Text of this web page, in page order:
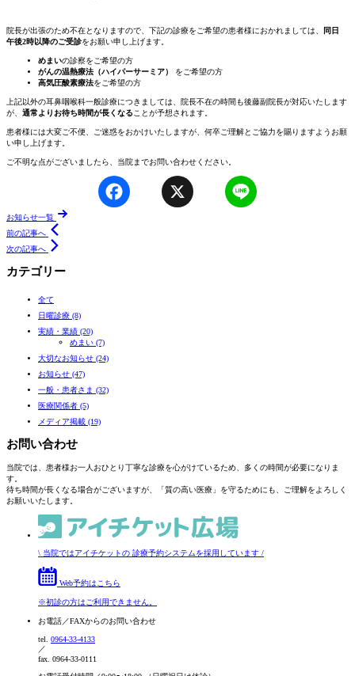
院長が出張のため不在となりますので、下記の診療をご希望の患者様におかれましては、
同日
午後2時以降のご受診をお願い申し上げます。
めまいの診察をご希望の方
がんの温熱療法（ハイパーサーミア）
をご希望の方
高気圧酸素療法をご希望の方
上記以外の耳鼻咽喉科一般診療につきましては、院長不在の時間も後藤副院長が対応いたします
が、 通常よりお待ち時間が長くなる ことが予想されます。
患者様には大変ご不便、ご迷惑をおかけいたしますが、何卒ご理解とご協力を賜りますようお願
い申し上げます。
ご不明な点がございましたら、当院までお問い合わせください。
ページ送り
お知らせ一覧
前の記事へ
次の記事へ
カテゴリー
全て
日曜診療 (8)
実績・業績 (20)
めまい (7)
大切なお知らせ (24)
お知らせ (47)
一般・患者さま (32)
医療関係者 (5)
メディア掲載 (19)
お問い合わせ
当院では、患者様お一人おひとり丁寧な診療を心がけているため、多くの時間が必要になりま
す。
待ち時間が長くなる場合がございますが、「質の高い医療」を守るためにも、ご理解をよろしく
お願いいたします。
\ 当院ではアイチケットの 診療予約システムを採用しています /
Web予約はこちら
※初診の方はご利用できません。
お電話／FAXからのお問い合わせ
tel.
0964-33-4133
／
fax. 0964-33-0111